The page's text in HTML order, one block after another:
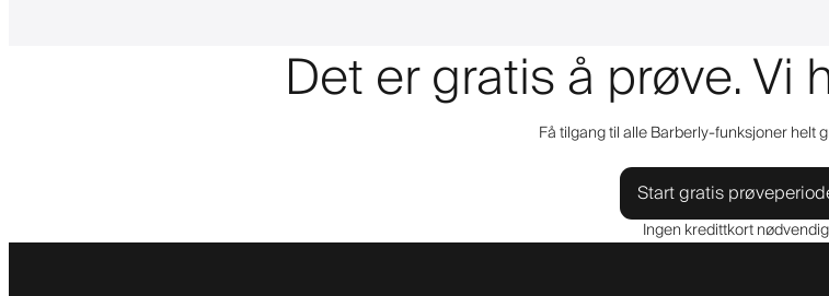
Det er gratis å prøve. Vi
Få tilgang til alle Barberly-funksjoner helt
Start gratis
Ingen kredittkort nødvendig